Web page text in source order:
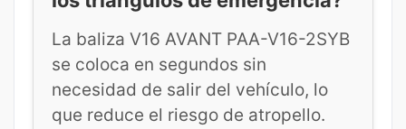
La baliza V16 AVANT PAA-V16-2SYB
se coloca en segundos sin
necesidad de salir del vehículo, lo
que reduce el riesgo de atropello.